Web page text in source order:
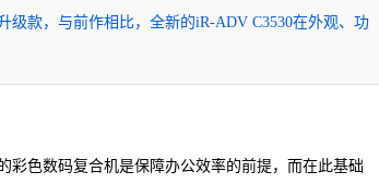
级款，与前作相比，全新的iR-ADV C3530在外观、功
彩色数码复合机是保障办公效率的前提，而在此基础